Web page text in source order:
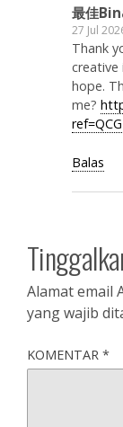
最佳
27 Jul
Thank
creative
hope.
me?
Balas
Alamat email
yang wajib
KOMENTAR *